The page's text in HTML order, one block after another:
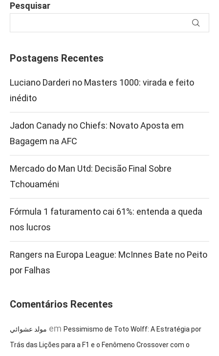
Pesquisar
Postagens Recentes
Luciano Darderi no Masters 1000: virada e feito
inédito
Jadon Canady no Chiefs: Novato Aposta em
Bagagem na AFC
Mercado do Man Utd: Decisão Final Sobre
Tchouaméni
Fórmula 1 faturamento cai 61%: entenda a queda
nos lucros
Rangers na Europa League: McInnes Bate no Peito
por Falhas
Comentários Recentes
مولد عشوائي em Pessimismo de Toto Wolff: A Estratégia por
Trás das Lições para a F1 e o Fenômeno Crossover com o